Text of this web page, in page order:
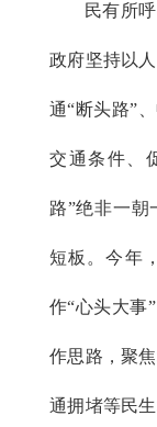
民有所
政府坚持以
通“断头路”
交通条件、
路”绝非一朝
短板。今年
作“心头大事
作思路，聚
通拥堵等民